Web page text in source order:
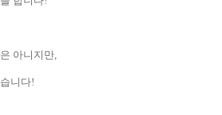
아니지만,
니다!